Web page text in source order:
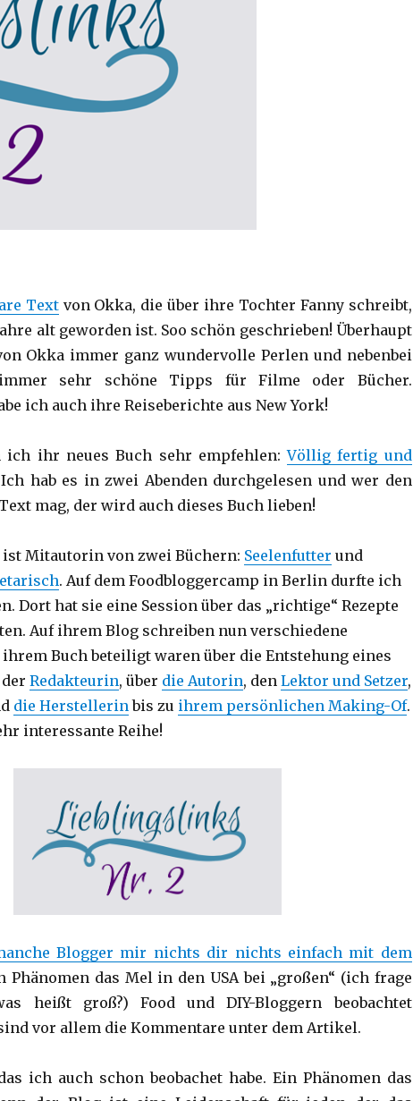
Textvon Okka, die über ihre Tochter Fanny schreibt,
alt geworden ist. Soo schön geschrieben! Überhaupt
Okka immer ganz wundervolle Perlen und nebenbei
sehr schöne Tipps für Filme oder Bücher.
ich auch ihre Reiseberichte aus New York!
ich ihr neues Buch sehr empfehlen:Völlig fertig und
hab es in zwei Abenden durchgelesen und wer den
mag, der wird auch dieses Buch lieben!
ist Mitautorin von zwei Büchern: Seelenfutter und
. Auf dem Foodbloggercamp in Berlin durfte ich
Dort hat sie eine Session über das „richtige“ Rezepte
Auf ihrem Blog schreiben nun verschiedene
ihrem Buch beteiligt waren über die Entstehung eines
Redakteurin, über die Autorin, den Lektor und Setzer,
die Herstellerin bis zu ihrem persönlichen Making-Of.
interessante Reihe!
Blogger mir nichts dir nichts einfach mit dem
Phänomen das Mel in den USA bei „großen“ (ich frage
heißt groß?) Food und DIY-Bloggern beobachtet
vor allem die Kommentare unter dem Artikel.
ich auch schon beobachet habe. Ein Phänomen das